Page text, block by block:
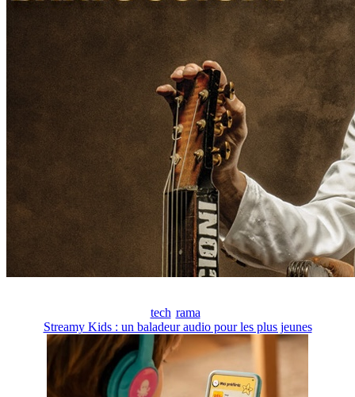
tech rama
Streamy Kids : un baladeur audio pour les plus jeunes